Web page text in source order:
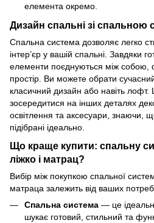
елемента окремо.
Дизайн спальні зі спальною
Спальна система дозволяє легко
інтер’єр у вашій спальні. Завдяки
елементи поєднуються між собою,
простір. Ви можете обрати
класичний дизайн або навіть
зосередитися на інших деталях
освітлення та аксесуари, знаючи,
підібрані ідеально.
Що краще купити: спальну
ліжко і матрац?
Вибір між покупкою спальної
матраца залежить від ваших
Спальна система — це
шукає готовий, стильний та